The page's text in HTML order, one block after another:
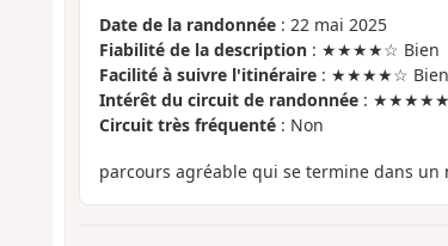
Date de la randonnée: 22 mai 2025
Fiabilité de la description: ★★★★☆ Bien
Facilité à suivre l'itinéraire: ★★★★☆ Bien
Intérêt du circuit de randonnée: ★★★★★
Circuit très fréquenté: Non
parcours agréable qui se termine dans